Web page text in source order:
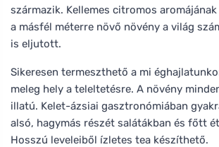
származik. Kellemes citromos
a másfél méterre növő növény a világ
is eljutott.
Sikeresen termeszthető a mi
meleg hely a teleltetésre. A növény
illatú. Kelet-ázsiai gasztronómiában
alsó, hagymás részét salátákban és főtt
Hosszú leveleiből ízletes tea készíthető.